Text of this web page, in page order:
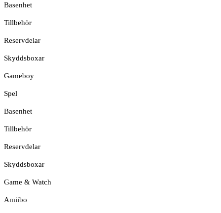
Basenhet
Tillbehör
Reservdelar
Skyddsboxar
Gameboy
Spel
Basenhet
Tillbehör
Reservdelar
Skyddsboxar
Game & Watch
Amiibo